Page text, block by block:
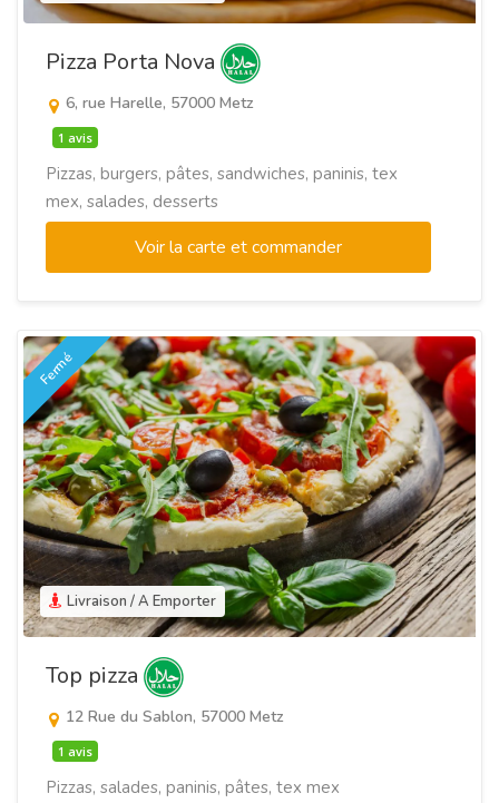
Pizza Porta Nova
6, rue Harelle, 57000 Metz
1 avis
Pizzas, burgers, pâtes, sandwiches, paninis, tex
mex, salades, desserts
Voir la carte et commander
Livraison / A Emporter
Fermé
Top pizza
12 Rue du Sablon, 57000 Metz
1 avis
Pizzas, salades, paninis, pâtes, tex mex